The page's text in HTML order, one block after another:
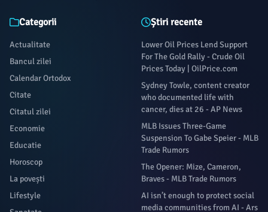
Categorii
Actualitate
Bancul zilei
Calendar Ortodox
Citate
Citatul zilei
Economie
Educatie
Horoscop
La povești
Lifestyle
Știri recente
Lower Oil Prices Lend Support
For The Gold Rally - Crude Oil
Prices Today | OilPrice.com
Sydney Towle, content creator
who documented life with
cancer, dies at 26 - AP News
MLB Issues Three-Game
Suspension To Gabe Speier - MLB
Trade Rumors
The Opener: Mize, Cameron,
Braves - MLB Trade Rumors
AI isn’t enough to protect social
media communities from AI - Ars